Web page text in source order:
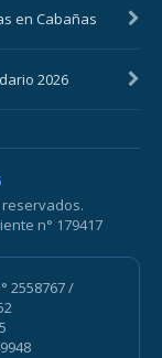
en Cabañas
2026
n° 179417
2558767 /